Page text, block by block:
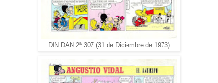
DIN DAN 2ª 307 (31 de Diciembre de 1973)